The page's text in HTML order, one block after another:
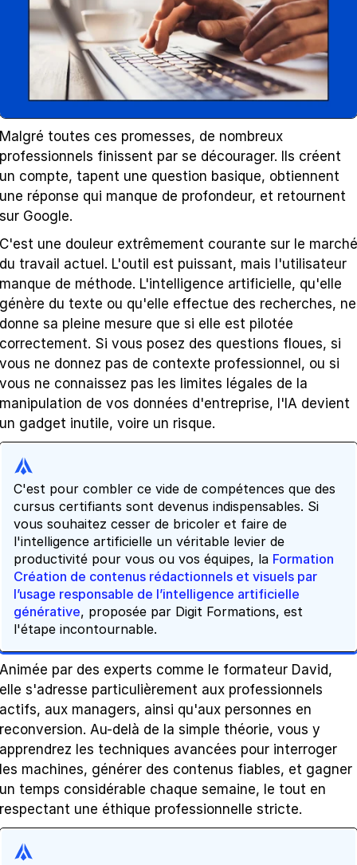
Malgré toutes ces promesses, de nombreux
professionnels finissent par se décourager. Ils créent
un compte, tapent une question basique, obtiennent
une réponse qui manque de profondeur, et retournent
sur Google.
C'est une douleur extrêmement courante sur le marché
du travail actuel. L'outil est puissant, mais l'utilisateur
manque de méthode. L'intelligence artificielle, qu'elle
génère du texte ou qu'elle effectue des recherches, ne
donne sa pleine mesure que si elle est pilotée
correctement. Si vous posez des questions floues, si
vous ne donnez pas de contexte professionnel, ou si
vous ne connaissez pas les limites légales de la
manipulation de vos données d'entreprise, l'IA devient
un gadget inutile, voire un risque.
C'est pour combler ce vide de compétences que des
cursus certifiants sont devenus indispensables. Si
vous souhaitez cesser de bricoler et faire de
l'intelligence artificielle un véritable levier de
productivité pour vous ou vos équipes, la Formation
Création de contenus rédactionnels et visuels par
l’usage responsable de l’intelligence artificielle
générative, proposée par Digit Formations, est
l'étape incontournable.
Animée par des experts comme le formateur David,
elle s'adresse particulièrement aux professionnels
actifs, aux managers, ainsi qu'aux personnes en
reconversion. Au-delà de la simple théorie, vous y
apprendrez les techniques avancées pour interroger
les machines, générer des contenus fiables, et gagner
un temps considérable chaque semaine, le tout en
respectant une éthique professionnelle stricte.